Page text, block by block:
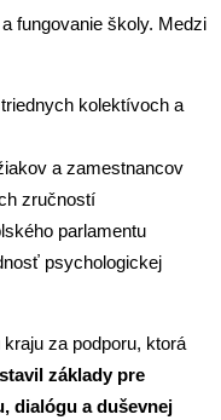
fungovanie školy. Medzi
kolektívoch a
a zamestnancov
zručností
parlamentu
psychologickej
za podporu, ktorá
základy pre
dialógu a duševnej